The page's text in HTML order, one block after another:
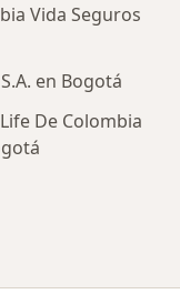
Vida Seguros
en Bogotá
De Colombia